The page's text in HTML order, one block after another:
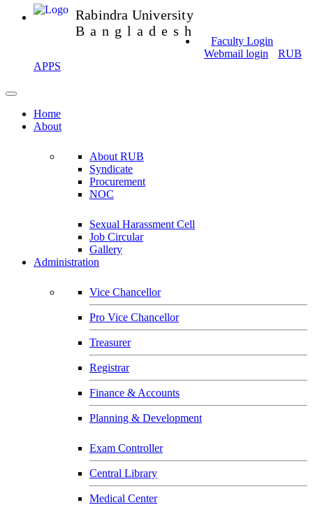
Rabindra University
Bangladesh
Faculty Login
Webmail login
RUB
APPS
Home
About
About RUB
Syndicate
Procurement
NOC
Sexual Harassment Cell
Job Circular
Gallery
Administration
Vice Chancellor
Pro Vice Chancellor
Treasurer
Registrar
Finance & Accounts
Planning & Development
Exam Controller
Central Library
Medical Center